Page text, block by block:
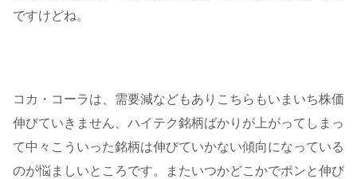
ですけどね。
コカ・コーラは、需要減などもありこちらもいまいち株価
伸びていきません、ハイテク銘柄ばかりが上がってしまっ
て中々こういった銘柄は伸びていかない傾向になっている
のが悩ましいところです。またいつかどこかでポンと伸び